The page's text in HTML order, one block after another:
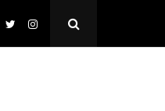
Open
Search